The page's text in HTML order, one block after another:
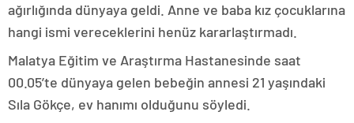
ağırlığında dünyaya geldi. Anne ve baba kız çocuklarına
hangi ismi vereceklerini henüz kararlaştırmadı.
Malatya Eğitim ve Araştırma Hastanesinde saat
00.05’te dünyaya gelen bebeğin annesi 21 yaşındaki
Sıla Gökçe, ev hanımı olduğunu söyledi.